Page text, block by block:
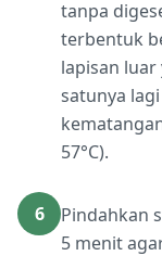
tanpa
terbentuk
lapisan luar
satunya
57°C).
6
Pindahkan
5 menit